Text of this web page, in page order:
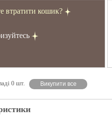
втратити кошик?
0 шт. Викупити все